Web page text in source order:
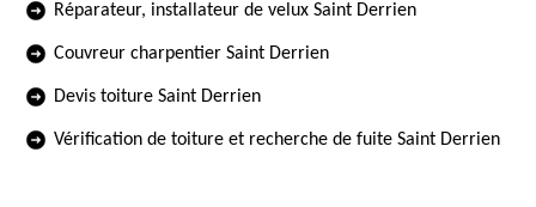
Réparateur, installateur de velux Saint Derrien
Couvreur charpentier Saint Derrien
Devis toiture Saint Derrien
Vérification de toiture et recherche de fuite Saint Derrien